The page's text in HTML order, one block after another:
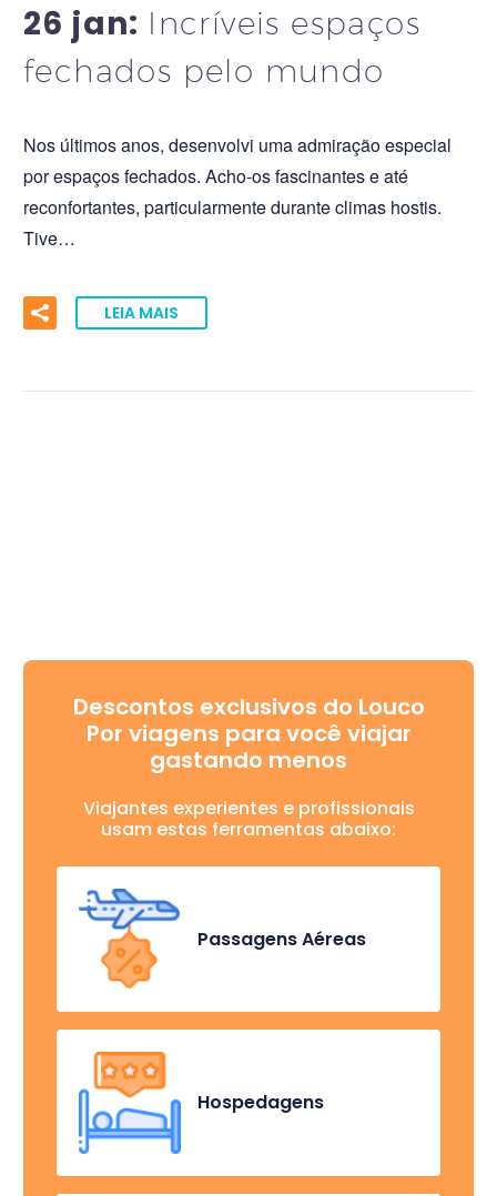
26 jan: Incríveis espaços
fechados pelo mundo
Nos últimos anos, desenvolvi uma admiração especial
por espaços fechados. Acho-os fascinantes e até
reconfortantes, particularmente durante climas hostis.
Tive…
LEIA MAIS
Descontos exclusivos do Louco
Por viagens para você viajar
gastando menos
Viajantes experientes e profissionais
usam estas ferramentas abaixo:
Passagens Aéreas
Hospedagens